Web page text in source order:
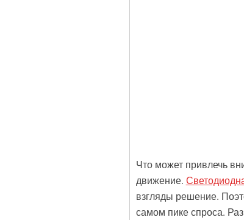
Что может привлечь
движение.
взгляды решение.
самом пике спроса.